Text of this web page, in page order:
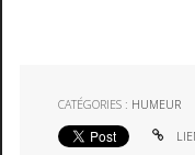
CATÉGORIES : HUMEUR